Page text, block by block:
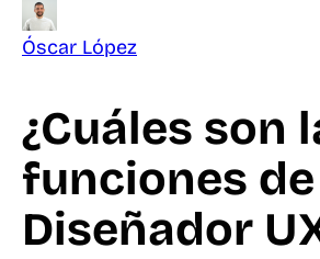
Óscar López
¿Cuáles son
funciones
Diseñador